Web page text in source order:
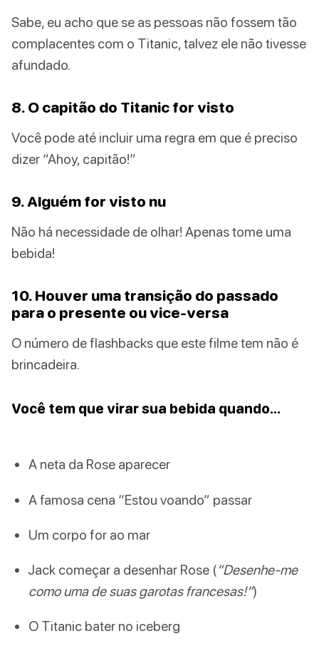
Sabe, eu acho que se as pessoas não fossem tão
complacentes com o Titanic, talvez ele não tivesse
afundado.
8. O capitão do Titanic for visto
Você pode até incluir uma regra em que é preciso
dizer “Ahoy, capitão!”
9. Alguém for visto nu
Não há necessidade de olhar! Apenas tome uma
bebida!
10. Houver uma transição do passado
para o presente ou vice-versa
O número de flashbacks que este filme tem não é
brincadeira.
Você tem que virar sua bebida quando…
A neta da Rose aparecer
A famosa cena “Estou voando” passar
Um corpo for ao mar
Jack começar a desenhar Rose (“Desenhe-me
como uma de suas garotas francesas!”)
O Titanic bater no iceberg